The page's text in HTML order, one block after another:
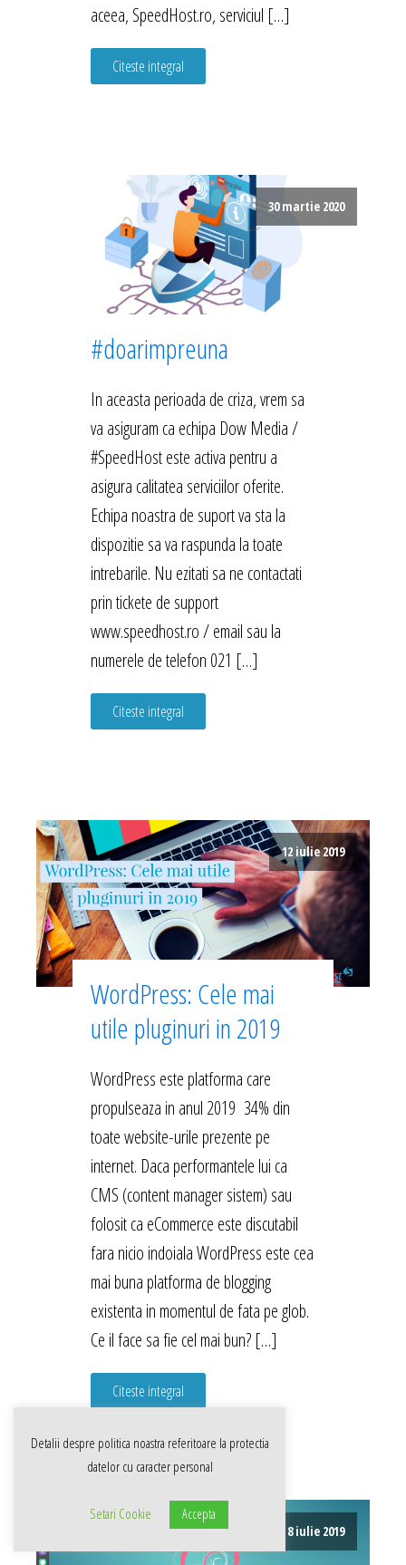
aceea, SpeedHost.ro, serviciul […]
Citeste integral
30 martie 2020
#doarimpreuna
In aceasta perioada de criza, vrem sa
va asiguram ca echipa Dow Media /
#SpeedHost este activa pentru a
asigura calitatea serviciilor oferite.
Echipa noastra de suport va sta la
dispozitie sa va raspunda la toate
intrebarile. Nu ezitati sa ne contactati
prin tickete de support
www.speedhost.ro / email sau la
numerele de telefon 021 […]
Citeste integral
12 iulie 2019
WordPress: Cele mai
utile pluginuri in 2019
WordPress este platforma care
propulseaza in anul 2019 34% din
toate website-urile prezente pe
internet. Daca performantele lui ca
CMS (content manager sistem) sau
folosit ca eCommerce este discutabil
fara nicio indoiala WordPress este cea
mai buna platforma de blogging
existenta in momentul de fata pe glob.
Ce il face sa fie cel mai bun? […]
Citeste integral
8 iulie 2019
Detalii despre politica noastra referitoare la protectia
datelor cu caracter personal
Setari Cookie Accepta